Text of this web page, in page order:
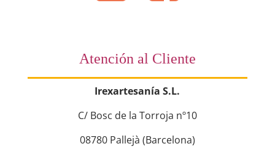
Atención al Cliente
Irexartesanía S.L.
C/ Bosc de la Torroja nº10
08780 Pallejà (Barcelona)